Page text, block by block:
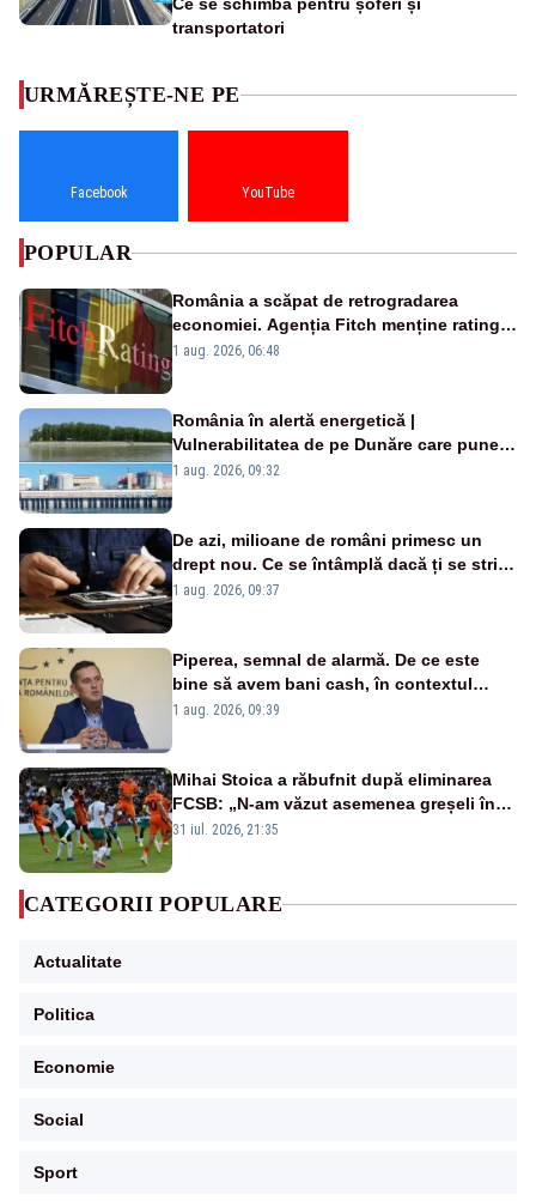
transportatori
URMĂREȘTE-NE PE
Facebook YouTube
POPULAR
România a scăpat de retrogradarea
economiei. Agenția Fitch menține ratingul
„BBB-” cu perspectivă negativă
1 aug. 2026, 06:48
România în alertă energetică |
Vulnerabilitatea de pe Dunăre care pune
în pericol Centrala Cernavodă era
1 aug. 2026, 09:32
De azi, milioane de români primesc un
drept nou. Ce se întâmplă dacă ți se strică
un produs
1 aug. 2026, 09:37
Piperea, semnal de alarmă. De ce este
bine să avem bani cash, în contextul
alertei energetice?
1 aug. 2026, 09:39
Mihai Stoica a răbufnit după eliminarea
FCSB: „N-am văzut asemenea greșeli în
190 de meciuri europene”
31 iul. 2026, 21:35
CATEGORII POPULARE
Actualitate
Politica
Economie
Social
Sport